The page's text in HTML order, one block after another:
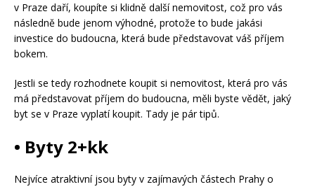
v Praze daří, koupíte si klidně další nemovitost, což pro vás
následně bude jenom výhodné, protože to bude jakási
investice do budoucna, která bude představovat váš příjem
bokem.
Jestli se tedy rozhodnete koupit si nemovitost, která pro vás
má představovat příjem do budoucna, měli byste vědět, jaký
byt se v Praze vyplatí koupit. Tady je pár tipů.
• Byty 2+kk
Nejvíce atraktivní jsou byty v zajímavých částech Prahy o